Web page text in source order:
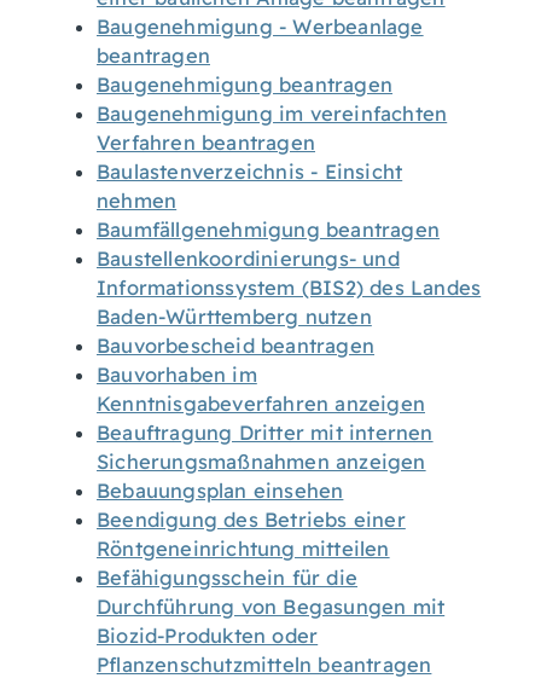
Baugenehmigung - Werbeanlage
beantragen
Baugenehmigung beantragen
Baugenehmigung im vereinfachten
Verfahren beantragen
Baulastenverzeichnis - Einsicht
nehmen
Baumfällgenehmigung beantragen
Baustellenkoordinierungs- und
Informationssystem (BIS2) des Landes
Baden-Württemberg nutzen
Bauvorbescheid beantragen
Bauvorhaben im
Kenntnisgabeverfahren anzeigen
Beauftragung Dritter mit internen
Sicherungsmaßnahmen anzeigen
Bebauungsplan einsehen
Beendigung des Betriebs einer
Röntgeneinrichtung mitteilen
Befähigungsschein für die
Durchführung von Begasungen mit
Biozid-Produkten oder
Pflanzenschutzmitteln beantragen